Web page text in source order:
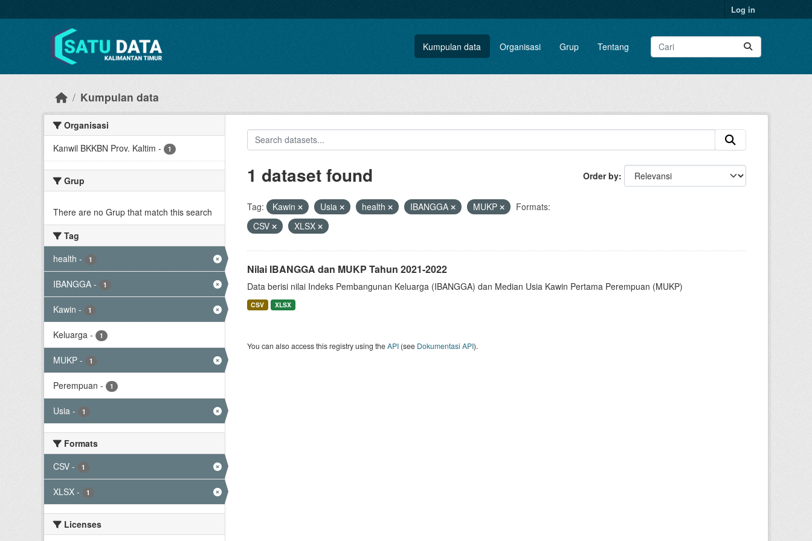
Log in
Kumpulan data Organisasi Grup Tentang
Kumpulan data
Organisasi
Kanwil BKKBN Prov. Kaltim - 1
Grup
There are no Grup that match this search
Tag
health - 1
IBANGGA - 1
Kawin - 1
Keluarga - 1
MUKP - 1
Perempuan - 1
Usia - 1
Formats
CSV - 1
XLSX - 1
Licenses
Order by
1 dataset found
Tag: Kawin Usia health IBANGGA MUKP
Formats:
CSV
XLSX
Nilai IBANGGA dan MUKP Tahun 2021-2022
Data berisi nilai Indeks Pembangunan Keluarga (IBANGGA) dan Median Usia Kawin Pertama Perempuan (MUKP)
CSV XLSX
You can also access this registry using theAPI(see Dokumentasi API).